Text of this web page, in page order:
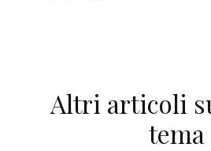
Altri articoli
tema